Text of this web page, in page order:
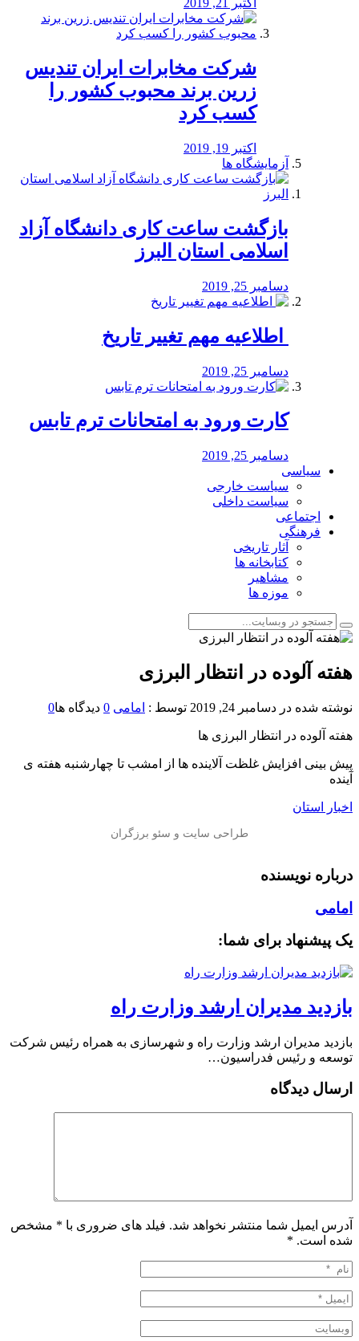
اکتبر 21, 2019
شرکت مخابرات ایران تندیس
زرین برند محبوب کشور را
کسب کرد
اکتبر 19, 2019
آزمایشگاه ها
بازگشت ساعت کاری دانشگاه آزاد
اسلامی استان البرز
دسامبر 25, 2019
️ اطلاعیه مهم تغییر تاریخ
دسامبر 25, 2019
کارت ورود به امتحانات ترم تابس
دسامبر 25, 2019
سیاسی
سیاست خارجی
سیاست داخلی
اجتماعی
فرهنگی
آثار تاریخی
کتابخانه ها
مشاهیر
موزه ها
️هفته آلوده در انتظار البرزی
نوشته شده در دسامبر 24, 2019 توسط : امامی 0 دیدگاه ها0
️هفته آلوده در انتظار البرزی ها
پیش بینی افزایش غلظت آلاینده ها از امشب تا چهارشنبه هفته ی
آینده
اخبار استان
درباره نویسنده
امامی
یک پیشنهاد برای شما:
بازدید مدیران ارشد وزارت راه
بازدید مدیران ارشد وزارت راه و شهرسازی به همراه رئیس شرکت
توسعه و رئیس فدراسیون…
ارسال دیدگاه
آدرس ایمیل شما منتشر نخواهد شد. فیلد های ضروری با * مشخص
شده است. *